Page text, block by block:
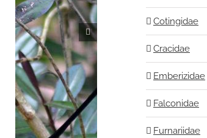
Cotingidae
Cracidae
Emberizidae
Falconidae
Furnariidae